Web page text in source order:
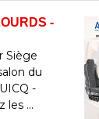
-
Siège
du
-
les ...